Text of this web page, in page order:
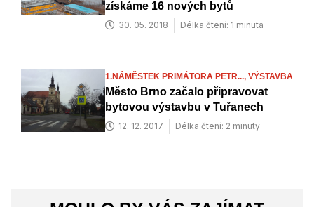
získáme 16 nových bytů
30. 05. 2018 Délka čtení: 1 minuta
1.NÁMĚSTEK PRIMÁTORA PETR..., VÝSTAVBA
Město Brno začalo připravovat
bytovou výstavbu v Tuřanech
12. 12. 2017 Délka čtení: 2 minuty